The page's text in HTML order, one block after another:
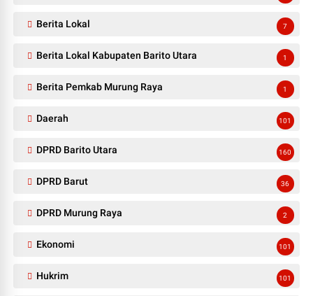
Berita Lokal 7
Berita Lokal Kabupaten Barito Utara 1
Berita Pemkab Murung Raya 1
Daerah 101
DPRD Barito Utara 160
DPRD Barut 36
DPRD Murung Raya 2
Ekonomi 101
Hukrim 101